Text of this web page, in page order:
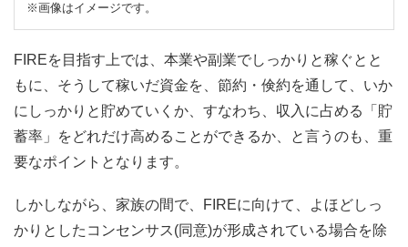
※画像はイメージです。
FIREを目指す上では、本業や副業でしっかりと稼ぐとと
もに、そうして稼いだ資金を、節約・倹約を通して、いか
にしっかりと貯めていくか、すなわち、収入に占める「貯
蓄率」をどれだけ高めることができるか、と言うのも、重
要なポイントとなります。
しかしながら、家族の間で、FIREに向けて、よほどしっ
かりとしたコンセンサス(同意)が形成されている場合を除